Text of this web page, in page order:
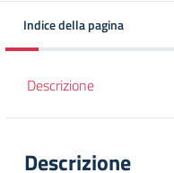
Indice della pagina
Descrizione
Descrizione